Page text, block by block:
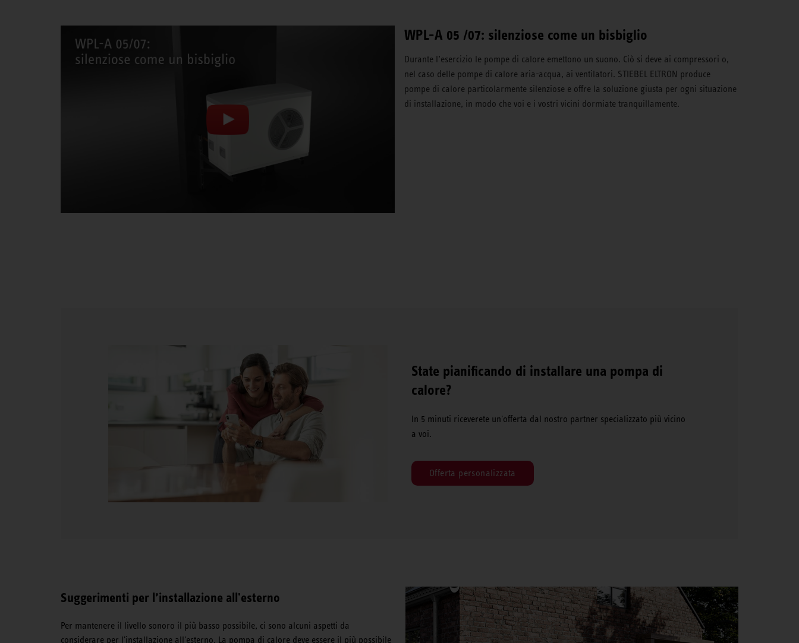
WPL-A 05 /07: silenziose come un bisbiglio
Durante l’esercizio le pompe di calore emettono un suono. Ciò si deve ai compressori o,
nel caso delle pompe di calore aria-acqua, ai ventilatori. STIEBEL ELTRON produce
pompe di calore particolarmente silenziose e offre la soluzione giusta per ogni situazione
di installazione, in modo che voi e i vostri vicini dormiate tranquillamente.
State pianificando di installare una pompa di
calore?
In 5 minuti riceverete un'offerta dal nostro partner specializzato più vicino
a voi.
Offerta personalizzata
Suggerimenti per l’installazione all'esterno
Per mantenere il livello sonoro il più basso possibile, ci sono alcuni aspetti da
considerare per l'installazione all'esterno. La pompa di calore deve essere il più possibile